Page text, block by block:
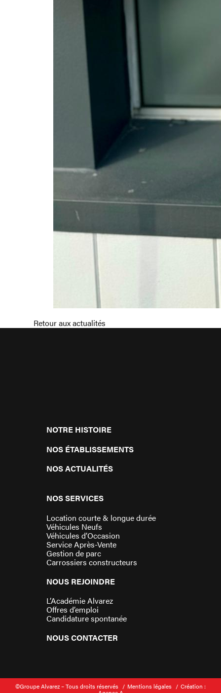
Retour aux actualités
NOTRE HISTOIRE
NOS ÉTABLISSEMENTS
NOS ACTUALITÉS
NOS SERVICES
Location courte & longue durée
Véhicules Neufs
Véhicules d’Occasion
Service Après-Vente
Gestion de parc
Carrossiers constructeurs
NOUS REJOINDRE
L’Académie Alvarez
Offres d’emploi
Candidature spontanée
NOUS CONTACTER
©Groupe Alvarez – Tous droits réservés Mentions légales Création :